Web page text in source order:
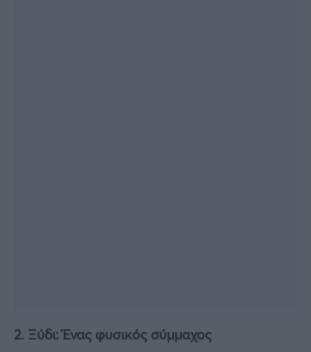
2. Ξύδι: Ένας φυσικός σύμμαχος